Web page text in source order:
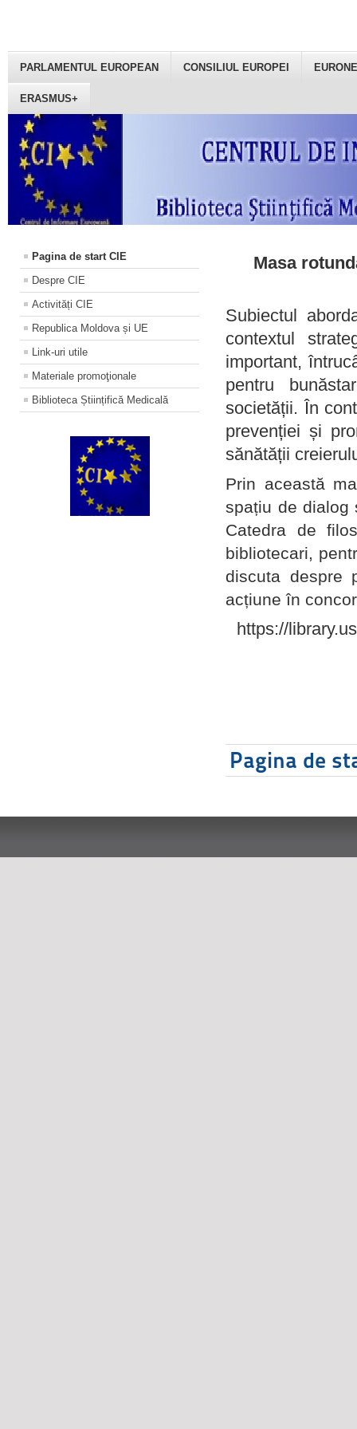
PARLAMENTUL EUROPEAN CONSILIUL EUROPEI
ERASMUS+
Pagina de start CIE
Despre CIE
Activități CIE
Republica Moldova și UE
Link-uri utile
Materiale promoţionale
Biblioteca Științifică Medicală
Masa
Subiectul
contextul
important,
pentru
societății. În
prevenției și
sănătății
Prin această
spațiu de dialog
Catedra de
bibliotecari,
discuta despre
acțiune în
https://
Pagina de